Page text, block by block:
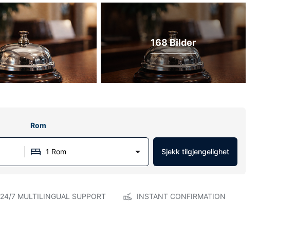
168 Bilder
Rom
1 Rom Sjekk tilgjengelighet
24/7 MULTILINGUAL SUPPORT INSTANT CONFIRMATION